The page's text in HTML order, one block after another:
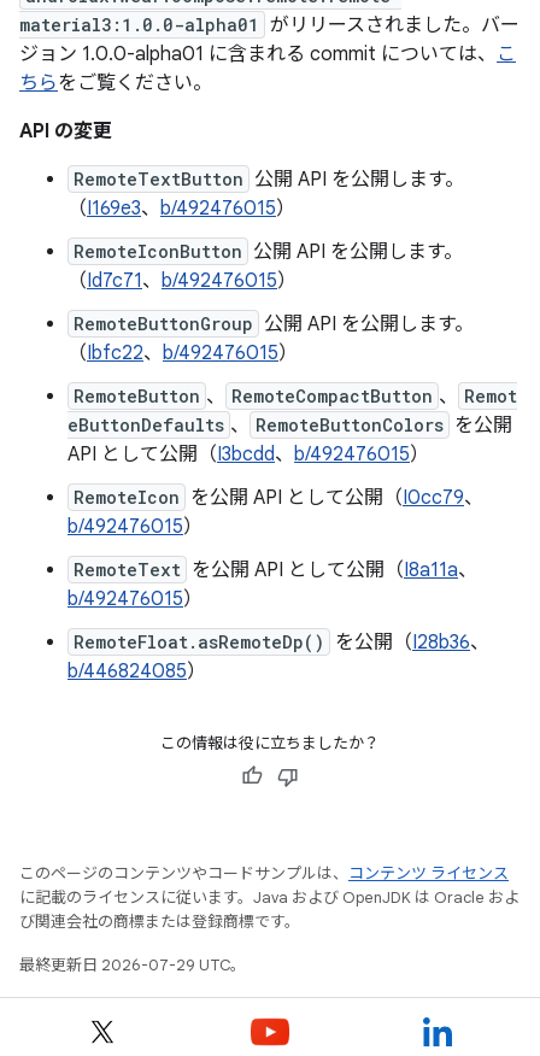
material3:1.0.0-alpha01
がリリースされました。バー
ジョン 1.0.0-alpha01 に含まれる commit については、 こ
ちらをご覧ください。
API の変更
RemoteTextButton 公開 API を公開します。
（I169e3、 b/492476015）
RemoteIconButton 公開 API を公開します。
（Id7c71、 b/492476015）
RemoteButtonGroup 公開 API を公開します。
（Ibfc22、 b/492476015）
RemoteButton 、 RemoteCompactButton 、
Remot
eButtonDefaults 、 RemoteButtonColors を公開
API として公開（I3bcdd、 b/492476015）
RemoteIcon を公開 API として公開（I0cc79、
b/492476015）
RemoteText を公開 API として公開（I8a11a、
b/492476015）
RemoteFloat.asRemoteDp() を公開（I28b36、
b/446824085）
この情報は役に立ちましたか？
このページのコンテンツやコードサンプルは、
コンテンツ ライセンス
に記載のライセンスに従います。Java および OpenJDK は Oracle およ
び関連会社の商標または登録商標です。
最終更新日 2026-07-29 UTC。